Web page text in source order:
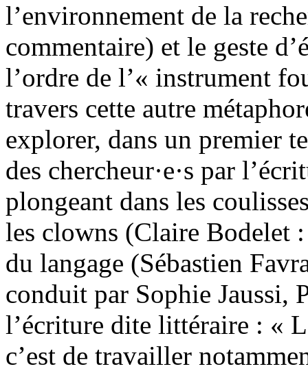
l’environnement de la
commentaire) et le geste
l’ordre de l’« instrument
travers cette autre
explorer, dans un premier
des chercheur·e·s par
plongeant dans les
les clowns (Claire Bodelet :
du langage (Sébastien
conduit par Sophie Jaussi,
l’écriture dite littéraire : «
c’est de travailler